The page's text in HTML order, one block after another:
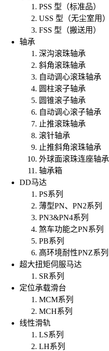
PSS 型（标准品）
USS 型（无尘室用）
FSS 型（搬送用）
轴承
深沟滚珠轴承
斜角滚珠轴承
自动调心滚珠轴承
圆柱滚子轴承
圆锥滚子轴承
自动调心滚子轴承
止推滚珠轴承
滚针轴承
止推斜角滚珠轴承
外球面滚珠连座轴承
轴承箱
DD马达
PS系列
薄型PN、PN2系列
PN3&PN4系列
煞车功能之PN系列
PB系列
高环境耐性PNZ系列
超大扭矩伺服马达
SR系列
定位承载滑台
MCM系列
MCH系列
线性滑轨
LS系列
LH系列